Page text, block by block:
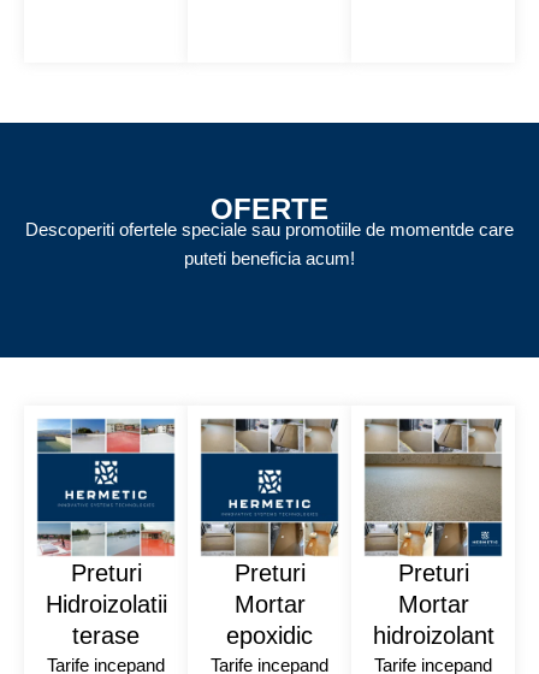
OFERTE
Descoperiti ofertele speciale sau promotiile de momentde care
puteti beneficia acum!
Preturi
Hidroizolatii
terase
Tarife incepand
Preturi
Mortar
epoxidic
Tarife incepand
Preturi
Mortar
hidroizolant
Tarife incepand